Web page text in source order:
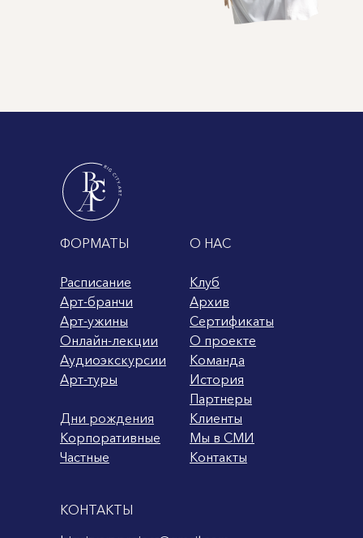
ФОРМАТЫ
Расписание
Арт-бранчи
Арт-ужины
Онлайн-лекции
Аудиоэкскурсии
Арт-туры
Дни рождения
Корпоративные
Частные
О НАС
Клуб
Архив
Сертификаты
О проекте
Команда
История
Партнеры
Клиенты
Мы в СМИ
Контакты
КОНТАКТЫ